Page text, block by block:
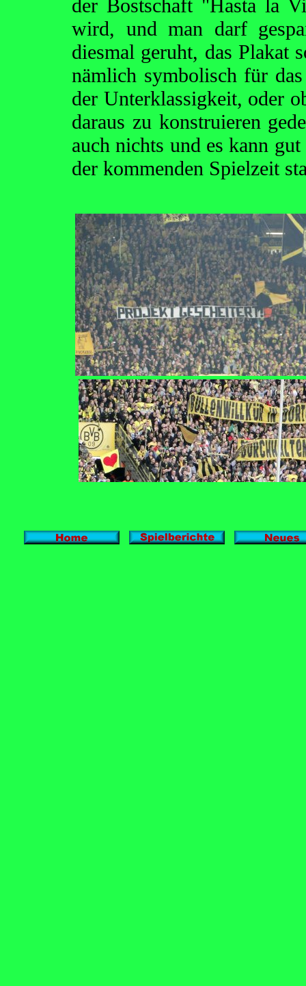
der Bostschaft "Hasta la
wird, und man darf
diesmal geruht, das Plakat
nämlich symbolisch für
der Unterklassigkeit, oder
daraus zu konstruieren
auch nichts und es kann
der kommenden Spielzeit